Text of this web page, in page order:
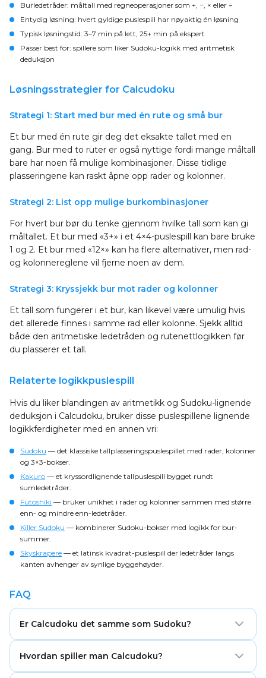
Burledetråder: måltall med regneoperasjoner som +, −, × eller ÷
Entydig løsning: hvert gyldige puslespill har nøyaktig én løsning
Typisk løsningstid: 3–7 min på lett, 25+ min på ekspert
Passer best for: spillere som liker Sudoku-logikk med aritmetisk
deduksjon
Løsningsstrategier for Calcudoku
Strategi 1: Start med bur med én rute og små bur
Et bur med én rute gir deg det eksakte tallet med en
gang. Bur med to ruter er også nyttige fordi mange måltall
bare har noen få mulige kombinasjoner. Disse tidlige
plasseringene kan raskt åpne opp rader og kolonner.
Strategi 2: List opp mulige burkombinasjoner
For hvert bur bør du tenke gjennom hvilke tall som kan gi
måltallet. Et bur med «3+» i et 4×4-puslespill kan bare bruke
1 og 2. Et bur med «12×» kan ha flere alternativer, men rad-
og kolonnereglene vil fjerne noen av dem.
Strategi 3: Kryssjekk bur mot rader og kolonner
Et tall som fungerer i et bur, kan likevel være umulig hvis
det allerede finnes i samme rad eller kolonne. Sjekk alltid
både den aritmetiske ledetråden og rutenettlogikken før
du plasserer et tall.
Relaterte logikkpuslespill
Hvis du liker blandingen av aritmetikk og Sudoku-lignende
deduksjon i Calcudoku, bruker disse puslespillene lignende
logikkferdigheter med en annen vri:
Sudoku — det klassiske tallplasseringspuslespillet med rader, kolonner
og 3×3-bokser.
Kakuro — et kryssordlignende tallpuslespill bygget rundt
sumledetråder.
Futoshiki — bruker unikhet i rader og kolonner sammen med større
enn- og mindre enn-ledetråder.
Killer Sudoku — kombinerer Sudoku-bokser med logikk for bur-
summer.
Skyskrapere — et latinsk kvadrat-puslespill der ledetråder langs
kanten avhenger av synlige byggehøyder.
FAQ
Er Calcudoku det samme som Sudoku?
og kolonner som Sudoku, men har ikke 3×3-bokser. I
stedet er rutenettet delt inn i mattebur med måltall
Hvordan spiller man Calcudoku?